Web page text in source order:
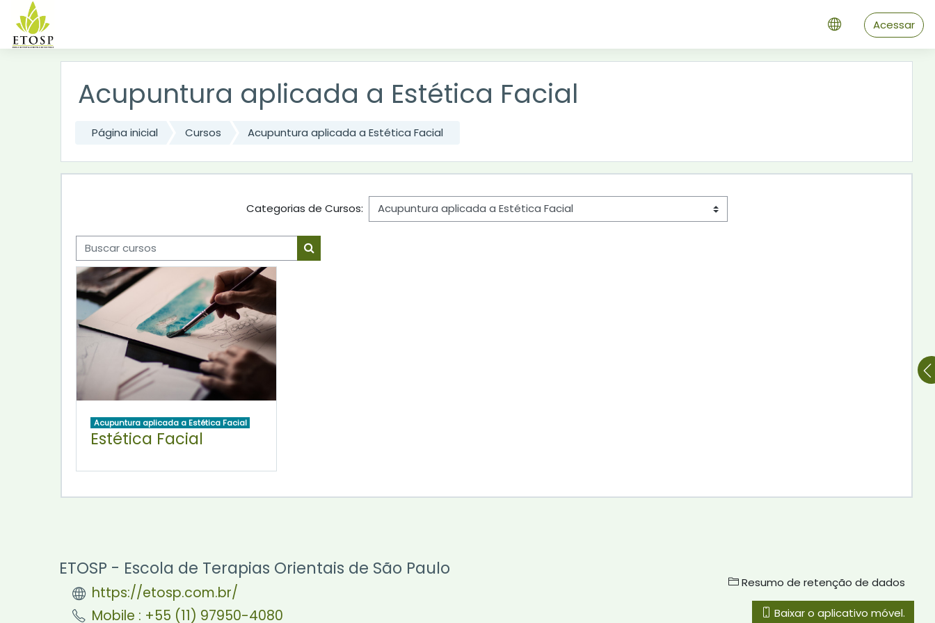
Acessar
Acupuntura aplicada a Estética Facial
Página inicial Cursos Acupuntura aplicada a Estética Facial
Categorias de Cursos:
Buscar cursos
Buscar cursos
Acupuntura aplicada a Estética Facial
Estética Facial
ETOSP - Escola de Terapias Orientais de São Paulo
https://etosp.com.br/
Mobile : +55 (11) 97950-4080
Resumo de retenção de dados
Baixar o aplicativo móvel.